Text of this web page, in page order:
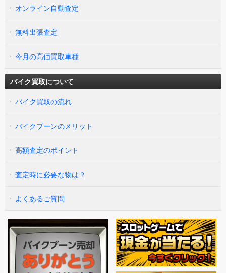
オンライン自動査定
無料出張査定
今月の高価買取車種
バイク買取について
バイク買取の流れ
バイクブーンのメリット
高額査定のポイント
査定時に必要な物は？
よくあるご質問